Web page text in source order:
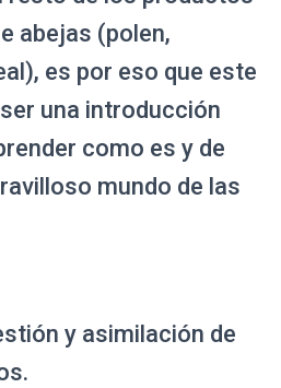
abejas (polen,
es por eso que este
una introducción
como es y de
mundo de las
y asimilación de